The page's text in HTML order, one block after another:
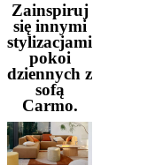
Zainspiruj
się innymi
stylizacjami
pokoi
dziennych z
sofą
Carmo.